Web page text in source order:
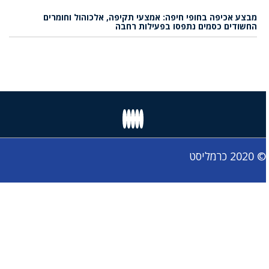
מבצע אכיפה בחופי חיפה: אמצעי תקיפה, אלכוהול וחומרים
החשודים כסמים נתפסו בפעילות רחבה
© 2020 כרמליסט